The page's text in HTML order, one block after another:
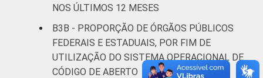
NOS ÚLTIMOS 12 MESES
B3B - PROPORÇÃO DE ÓRGÃOS PÚBLICOS
FEDERAIS E ESTADUAIS, POR FIM DE
UTILIZAÇÃO DO SISTEMA OPERACIONAL DE
CÓDIGO DE ABERTO